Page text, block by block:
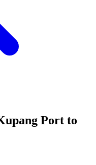
Port to